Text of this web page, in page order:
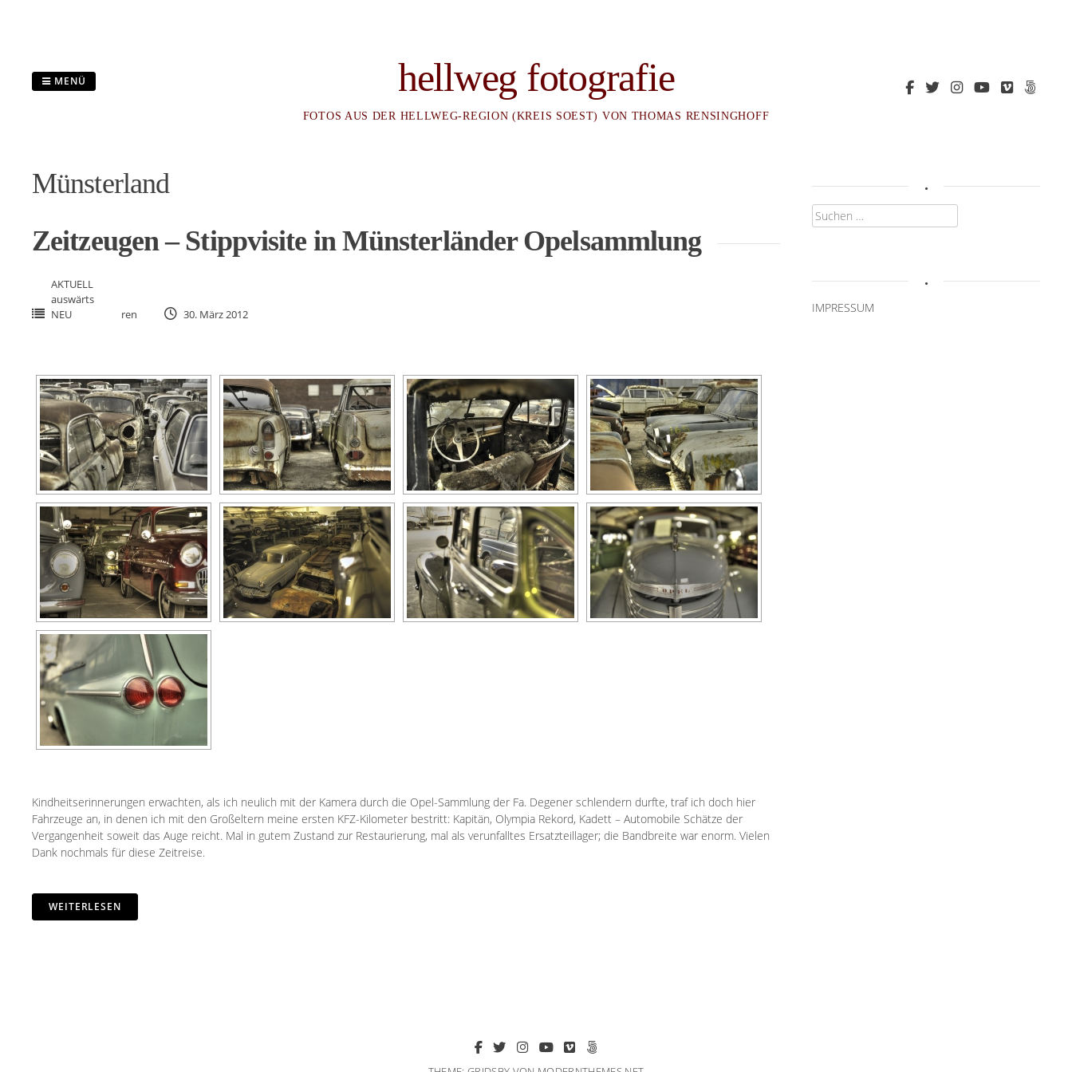
hellweg fotografie
FOTOS AUS DER HELLWEG-REGION (KREIS SOEST) VON THOMAS RENSINGHOFF
MENÜ
Münsterland
Zeitzeugen – Stippvisite in Münsterländer Opelsammlung
AKTUELL
auswärts
NEU
ren 30. März 2012
Kindheitserinnerungen erwachten, als ich neulich mit der Kamera durch die Opel-Sammlung der Fa. Degener schlendern durfte, traf ich doch hier
Fahrzeuge an, in denen ich mit den Großeltern meine ersten KFZ-Kilometer bestritt: Kapitän, Olympia Rekord, Kadett – Automobile Schätze der
Vergangenheit soweit das Auge reicht. Mal in gutem Zustand zur Restaurierung, mal als verunfalltes Ersatzteillager; die Bandbreite war enorm. Vielen
Dank nochmals für diese Zeitreise.
WEITERLESEN
.
Suchen
nach:
.
IMPRESSUM